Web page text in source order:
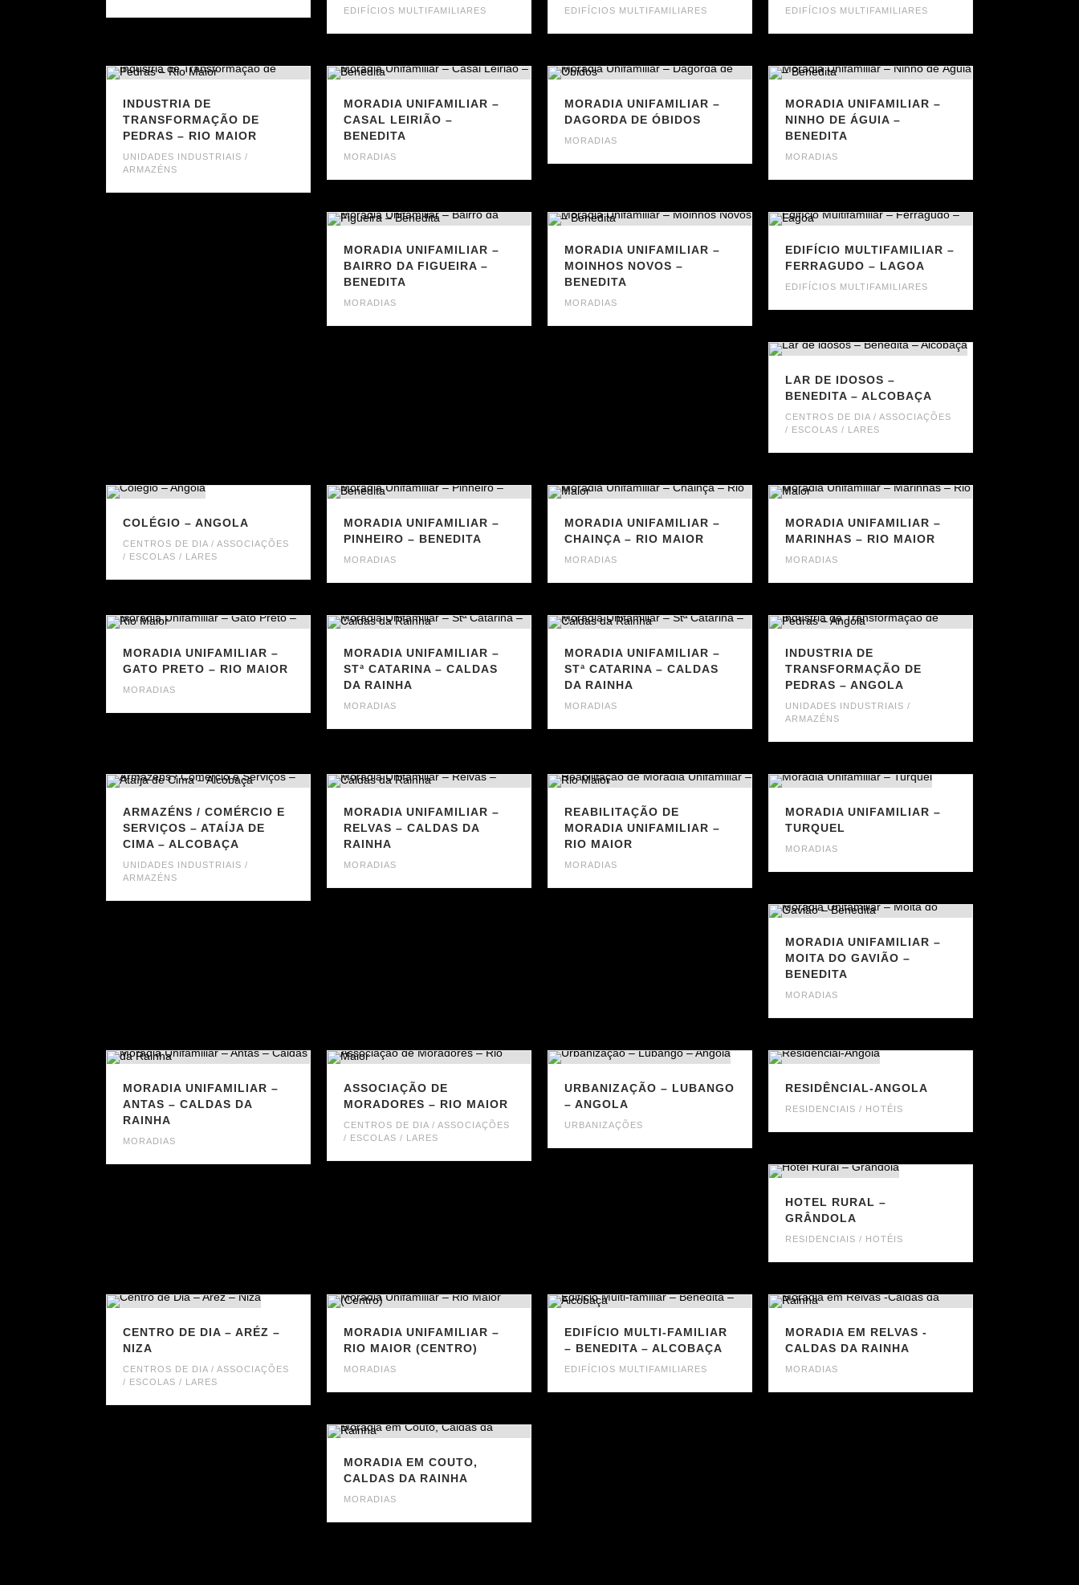
EDIFÍCIOS MULTIFAMILIARES EDIFÍCIOS MULTIFAMILIARES EDIFÍCIOS MULTIFAMILIARES
INDUSTRIA DE
TRANSFORMAÇÃO DE
PEDRAS – RIO MAIOR
UNIDADES INDUSTRIAIS /
ARMAZÉNS
MORADIA UNIFAMILIAR –
CASAL LEIRIÃO –
BENEDITA
MORADIAS
MORADIA UNIFAMILIAR –
DAGORDA DE ÓBIDOS
MORADIAS
MORADIA UNIFAMILIAR –
NINHO DE ÁGUIA –
BENEDITA
MORADIAS
MORADIA UNIFAMILIAR –
BAIRRO DA FIGUEIRA –
BENEDITA
MORADIAS
MORADIA UNIFAMILIAR –
MOINHOS NOVOS –
BENEDITA
MORADIAS
EDIFÍCIO MULTIFAMILIAR –
FERRAGUDO – LAGOA
EDIFÍCIOS MULTIFAMILIARES
LAR DE IDOSOS –
BENEDITA – ALCOBAÇA
CENTROS DE DIA / ASSOCIAÇÕES
/ ESCOLAS / LARES
COLÉGIO – ANGOLA
CENTROS DE DIA / ASSOCIAÇÕES
/ ESCOLAS / LARES
MORADIA UNIFAMILIAR –
PINHEIRO – BENEDITA
MORADIAS
MORADIA UNIFAMILIAR –
CHAINÇA – RIO MAIOR
MORADIAS
MORADIA UNIFAMILIAR –
MARINHAS – RIO MAIOR
MORADIAS
MORADIA UNIFAMILIAR –
GATO PRETO – RIO MAIOR
MORADIAS
MORADIA UNIFAMILIAR –
STª CATARINA – CALDAS
DA RAINHA
MORADIAS
MORADIA UNIFAMILIAR –
STª CATARINA – CALDAS
DA RAINHA
MORADIAS
INDUSTRIA DE
TRANSFORMAÇÃO DE
PEDRAS – ANGOLA
UNIDADES INDUSTRIAIS /
ARMAZÉNS
ARMAZÉNS / COMÉRCIO E
SERVIÇOS – ATAÍJA DE
CIMA – ALCOBAÇA
UNIDADES INDUSTRIAIS /
ARMAZÉNS
MORADIA UNIFAMILIAR –
RELVAS – CALDAS DA
RAINHA
MORADIAS
REABILITAÇÃO DE
MORADIA UNIFAMILIAR –
RIO MAIOR
MORADIAS
MORADIA UNIFAMILIAR –
TURQUEL
MORADIAS
MORADIA UNIFAMILIAR –
MOITA DO GAVIÃO –
BENEDITA
MORADIAS
MORADIA UNIFAMILIAR –
ANTAS – CALDAS DA
RAINHA
MORADIAS
ASSOCIAÇÃO DE
MORADORES – RIO MAIOR
CENTROS DE DIA / ASSOCIAÇÕES
/ ESCOLAS / LARES
URBANIZAÇÃO – LUBANGO
– ANGOLA
URBANIZAÇÕES
RESIDÊNCIAL-ANGOLA
RESIDENCIAIS / HOTÉIS
HOTEL RURAL –
GRÂNDOLA
RESIDENCIAIS / HOTÉIS
CENTRO DE DIA – ARÉZ –
NIZA
CENTROS DE DIA / ASSOCIAÇÕES
/ ESCOLAS / LARES
MORADIA UNIFAMILIAR –
RIO MAIOR (CENTRO)
MORADIAS
EDIFÍCIO MULTI-FAMILIAR
– BENEDITA – ALCOBAÇA
EDIFÍCIOS MULTIFAMILIARES
MORADIA EM RELVAS -
CALDAS DA RAINHA
MORADIAS
MORADIA EM COUTO,
CALDAS DA RAINHA
MORADIAS